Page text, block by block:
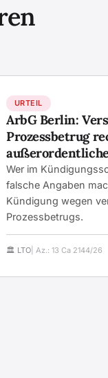
URTEIL
ArbG Berlin:
Prozessbetrug
Wer im
falsche Angaben
Kündigung wegen
Prozessbetrugs.
🏛️ LTO | Az.: 13 Ca 2144/26